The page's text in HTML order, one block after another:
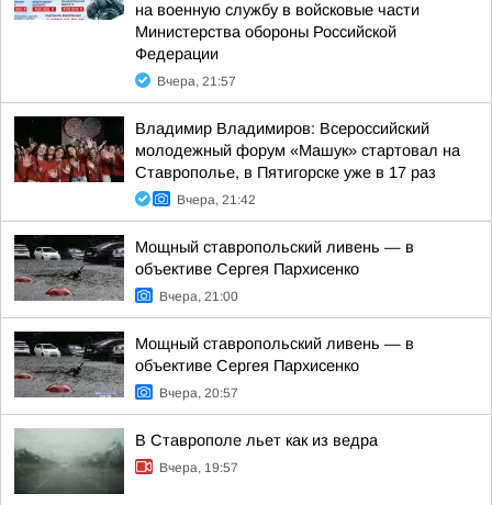
на военную службу в войсковые части
Министерства обороны Российской
Федерации
Вчера, 21:57
Владимир Владимиров: Всероссийский
молодежный форум «Машук» стартовал на
Ставрополье, в Пятигорске уже в 17 раз
Вчера, 21:42
Мощный ставропольский ливень — в
объективе Сергея Пархисенко
Вчера, 21:00
Мощный ставропольский ливень — в
объективе Сергея Пархисенко
Вчера, 20:57
В Ставрополе льет как из ведра
Вчера, 19:57